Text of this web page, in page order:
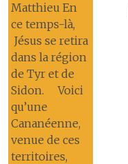
Matthieu En
ce temps-là,
Jésus se retira
dans la région
de Tyr et de
Sidon. Voici
qu’une
Cananéenne,
venue de ces
territoires,